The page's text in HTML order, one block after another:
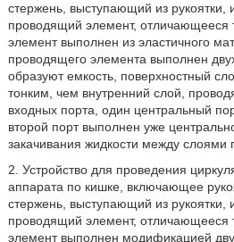
стержень, выступающий из рукоятки,
проводящий элемент, отличающееся
элемент выполнен из эластичного
проводящего элемента выполнен
образуют емкость, поверхностный
тонким, чем внутренний слой,
входных порта, один центральный
второй порт выполнен уже
закачивания жидкости между слоями
2. Устройство для проведения
аппарата по кишке, включающее
стержень, выступающий из рукоятки,
проводящий элемент, отличающееся
элемент выполнен модификацией